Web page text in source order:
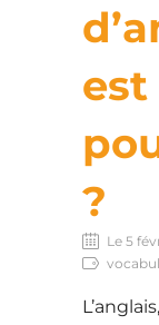
est
?
Le 5